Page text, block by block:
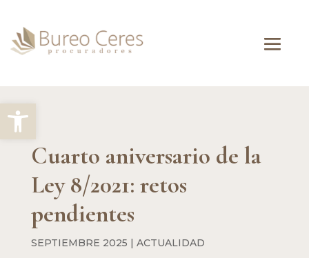
Abrir barra de herramientas
Cuarto aniversario de la
Ley 8/2021: retos
pendientes
SEPTIEMBRE 2025 | ACTUALIDAD